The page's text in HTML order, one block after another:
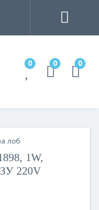
0 0 0
лоб
1W,
220V